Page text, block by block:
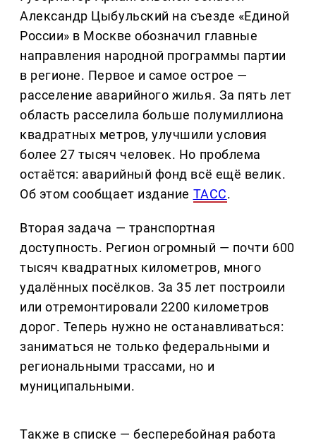
Александр Цыбульский на съезде «Единой
России» в Москве обозначил главные
направления народной программы партии
в регионе. Первое и самое острое —
расселение аварийного жилья. За пять лет
область расселила больше полумиллиона
квадратных метров, улучшили условия
более 27 тысяч человек. Но проблема
остаётся: аварийный фонд всё ещё велик.
Об этом сообщает издание ТАСС.
Вторая задача — транспортная
доступность. Регион огромный — почти 600
тысяч квадратных километров, много
удалённых посёлков. За 35 лет построили
или отремонтировали 2200 километров
дорог. Теперь нужно не останавливаться:
заниматься не только федеральными и
региональными трассами, но и
муниципальными.
Также в списке — бесперебойная работа